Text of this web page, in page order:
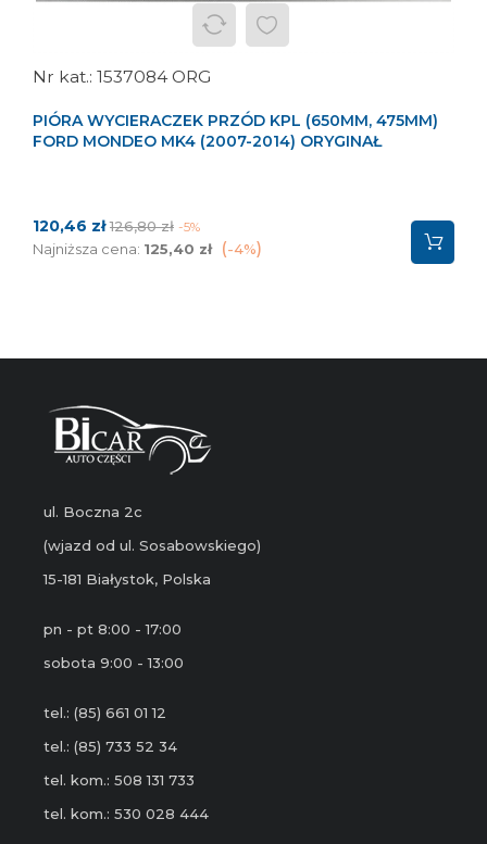
1537084 ORG
PIÓRA WYCIERACZEK PRZÓD KPL (650MM, 475MM)
FORD MONDEO MK4 (2007-2014) ORYGINAŁ
Cena
120,46 złCena
podstawowa
126,80 zł -5%
Najniższa cena: 125,40 zł -4%
ul. Boczna 2c
(wjazd od ul. Sosabowskiego)
15-181 Białystok, Polska
pn - pt 8:00 - 17:00
sobota 9:00 - 13:00
tel.: (85) 661 01 12
tel.: (85) 733 52 34
tel. kom.: 508 131 733
tel. kom.: 530 028 444